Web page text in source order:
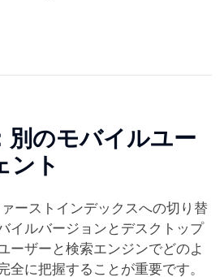
別のモバイルユー
ント
ーストインデックスへの切り替
イルバージョンとデスクトップ
ーザーと検索エンジンでどのよ
全に把握することが重要です。